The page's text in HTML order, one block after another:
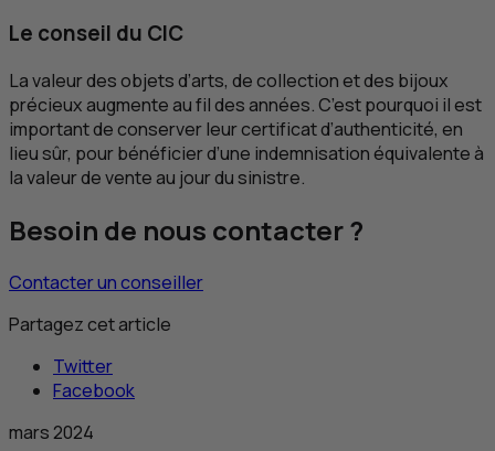
Le conseil du CIC
La valeur des objets d’arts, de collection et des bijoux
précieux augmente au fil des années. C’est pourquoi il est
important de conserver leur certificat d’authenticité, en
lieu sûr, pour bénéficier d’une indemnisation équivalente à
la valeur de vente au jour du sinistre.
Besoin de nous contacter ?
Contacter un conseiller
Partagez cet article
Twitter
Facebook
mars 2024